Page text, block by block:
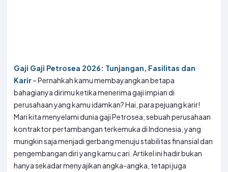
Gaji Gaji Petrosea 2026: Tunjangan, Fasilitas dan
Karir– Pernahkah kamu membayangkan betapa
bahagianya dirimu ketika menerima gaji impian di
perusahaan yang kamu idamkan? Hai, para pejuang karir!
Mari kita menyelami dunia gaji Petrosea, sebuah perusahaan
kontraktor pertambangan terkemuka di Indonesia, yang
mungkin saja menjadi gerbang menuju stabilitas finansial dan
pengembangan diri yang kamu cari. Artikel ini hadir bukan
hanya sekadar menyajikan angka-angka, tetapi juga